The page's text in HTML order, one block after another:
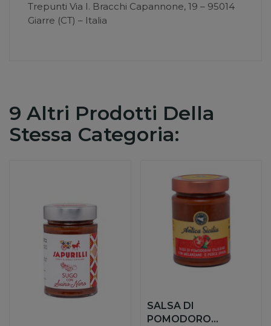
Trepunti Via I. Bracchi Capannone, 19 – 95014
Giarre (CT) – Italia
9 Altri Prodotti Della
Stessa Categoria:
SALSA DI
POMODORO